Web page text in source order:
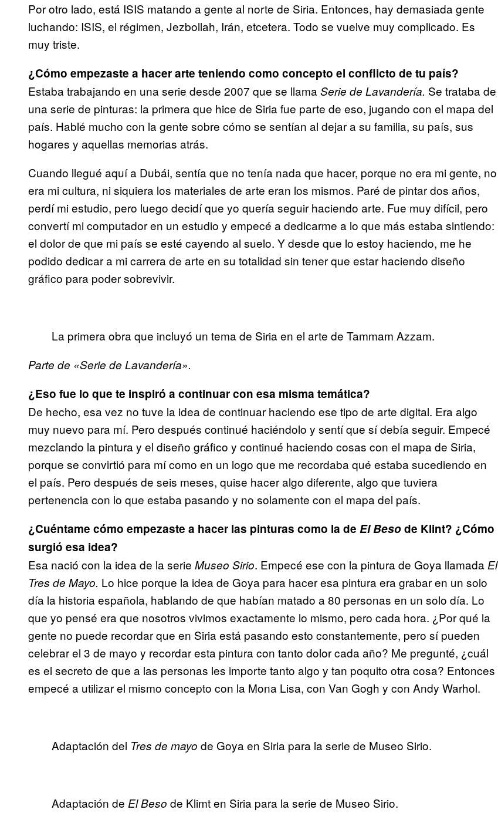
Por otro lado, está ISIS matando a gente al norte de Siria. Entonces, hay demasiada gente
luchando: ISIS, el régimen, Jezbollah, Irán, etcetera. Todo se vuelve muy complicado. Es
muy triste.
¿Cómo empezaste a hacer arte teniendo como concepto el conflicto de tu país?
Estaba trabajando en una serie desde 2007 que se llama Serie de Lavandería. Se trataba de
una serie de pinturas: la primera que hice de Siria fue parte de eso, jugando con el mapa del
país. Hablé mucho con la gente sobre cómo se sentían al dejar a su familia, su país, sus
hogares y aquellas memorias atrás.
Cuando llegué aquí a Dubái, sentía que no tenía nada que hacer, porque no era mi gente, no
era mi cultura, ni siquiera los materiales de arte eran los mismos. Paré de pintar dos años,
perdí mi estudio, pero luego decidí que yo quería seguir haciendo arte. Fue muy difícil, pero
convertí mi computador en un estudio y empecé a dedicarme a lo que más estaba sintiendo:
el dolor de que mi país se esté cayendo al suelo. Y desde que lo estoy haciendo, me he
podido dedicar a mi carrera de arte en su totalidad sin tener que estar haciendo diseño
gráfico para poder sobrevivir.
La primera obra que incluyó un tema de Siria en el arte de Tammam Azzam.
Parte de «Serie de Lavandería».
¿Eso fue lo que te inspiró a continuar con esa misma temática?
De hecho, esa vez no tuve la idea de continuar haciendo ese tipo de arte digital. Era algo
muy nuevo para mí. Pero después continué haciéndolo y sentí que sí debía seguir. Empecé
mezclando la pintura y el diseño gráfico y continué haciendo cosas con el mapa de Siria,
porque se convirtió para mí como en un logo que me recordaba qué estaba sucediendo en
el país. Pero después de seis meses, quise hacer algo diferente, algo que tuviera
pertenencia con lo que estaba pasando y no solamente con el mapa del país.
¿Cuéntame cómo empezaste a hacer las pinturas como la de El Besode Klint? ¿Cómo
surgió esa idea?
Esa nació con la idea de la serie Museo Sirio. Empecé ese con la pintura de Goya llamada El
Tres de Mayo. Lo hice porque la idea de Goya para hacer esa pintura era grabar en un solo
día la historia española, hablando de que habían matado a 80 personas en un solo día. Lo
que yo pensé era que nosotros vivimos exactamente lo mismo, pero cada hora. ¿Por qué la
gente no puede recordar que en Siria está pasando esto constantemente, pero sí pueden
celebrar el 3 de mayo y recordar esta pintura con tanto dolor cada año? Me pregunté, ¿cuál
es el secreto de que a las personas les importe tanto algo y tan poquito otra cosa? Entonces
empecé a utilizar el mismo concepto con la Mona Lisa, con Van Gogh y con Andy Warhol.
Adaptación del Tres de mayo de Goya en Siria para la serie de Museo Sirio.
Adaptación de El Beso de Klimt en Siria para la serie de Museo Sirio.